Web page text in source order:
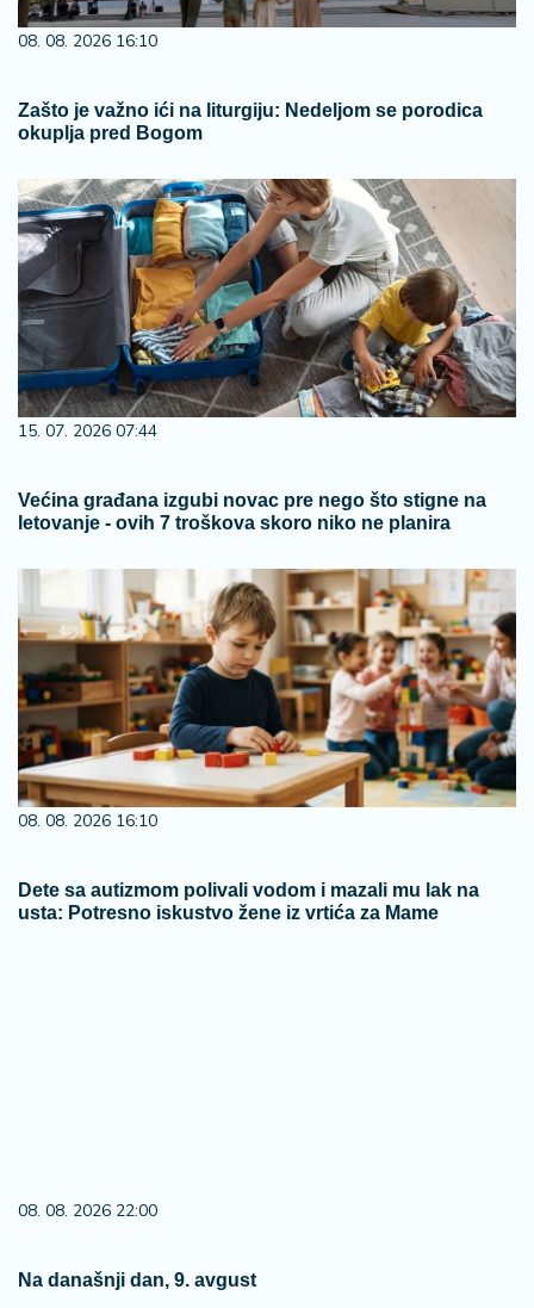
08. 08. 2026 16:10
Zašto je važno ići na liturgiju: Nedeljom se porodica
okuplja pred Bogom
15. 07. 2026 07:44
Većina građana izgubi novac pre nego što stigne na
letovanje - ovih 7 troškova skoro niko ne planira
08. 08. 2026 16:10
Dete sa autizmom polivali vodom i mazali mu lak na
usta: Potresno iskustvo žene iz vrtića za Mame
08. 08. 2026 22:00
Na današnji dan, 9. avgust